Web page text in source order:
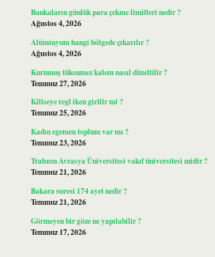
Bankaların günlük para çekme limitleri nedir ?
Ağustos 4, 2026
Alüminyum hangi bölgede çıkarılır ?
Ağustos 4, 2026
Kurumuş tükenmez kalem nasıl düzeltilir ?
Temmuz 27, 2026
Kiliseye regl iken girilir mi ?
Temmuz 25, 2026
Kadın egemen toplum var mı ?
Temmuz 23, 2026
Trabzon Avrasya Üniversitesi vakıf üniversitesi midir ?
Temmuz 21, 2026
Bakara suresi 174 ayet nedir ?
Temmuz 21, 2026
Görmeyen bir göze ne yapılabilir ?
Temmuz 17, 2026